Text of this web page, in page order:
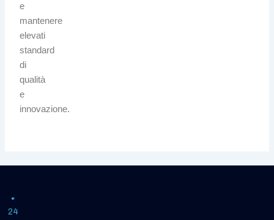
e
mantenere
elevati
standard
di
qualità
e
innovazione.
24